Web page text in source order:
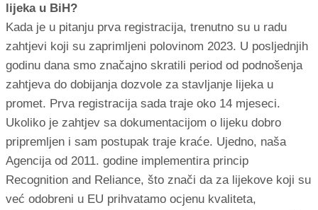
lijeka u BiH?
Kada je u pitanju prva registracija, trenutno su u radu
zahtjevi koji su zaprimljeni polovinom 2023. U posljednjih
godinu dana smo značajno skratili period od podnošenja
zahtjeva do dobijanja dozvole za stavljanje lijeka u
promet. Prva registracija sada traje oko 14 mjeseci.
Ukoliko je zahtjev sa dokumentacijom o lijeku dobro
pripremljen i sam postupak traje kraće. Ujedno, naša
Agencija od 2011. godine implementira princip
Recognition and Reliance, što znači da za lijekove koji su
već odobreni u EU prihvatamo ocjenu kvaliteta,